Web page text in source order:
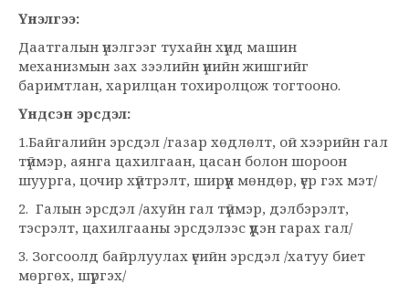
Үнэлгээ:
Даатгалын үнэлгээг тухайн хүнд машин
механизмын зах зээлийн үнийн жишгийг
баримтлан, харилцан тохиролцож тогтооно.
Үндсэн эрсдэл:
1.Байгалийн эрсдэл /газар хөдлөлт, ой хээрийн гал
түймэр, аянга цахилгаан, цасан болон шороон
шуурга, цочир хүйтрэлт, ширүүн мөндөр, үер гэх мэт/
2. Галын эрсдэл /ахуйн гал түймэр, дэлбэрэлт,
тэсрэлт, цахилгааны эрсдэлээс үүдэн гарах гал/
3. Зогсоолд байрлуулах үеийн эрсдэл /хатуу биет
мөргөх, шүргэх/